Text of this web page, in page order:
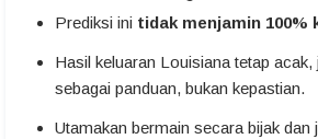
Prediksi ini tidak menjamin 100%
Hasil keluaran Louisiana tetap acak,
sebagai panduan, bukan kepastian.
Utamakan bermain secara bijak dan